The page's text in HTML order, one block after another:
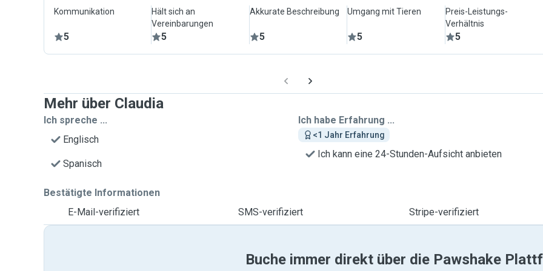
Kommunikation
5
Hält sich an
Vereinbarungen
5
Akkurate Beschreibung
5
Umgang mit Tieren
5
Preis-Leistungs-
Verhältnis
5
Mehr über Claudia
Ich spreche ...
Englisch
Spanisch
Ich habe Erfahrung ...
<1 Jahr Erfahrung
Ich kann eine 24-Stunden-Aufsicht anbieten
Bestätigte Informationen
E-Mail-verifiziert
SMS-verifiziert Stripe-verifiziert
Buche immer direkt über die Pawshake